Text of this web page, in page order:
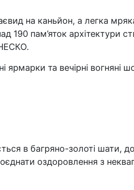
на каньйон, а легка
190 пам’яток архітектури
та вечірні вогняні
в багряно-золоті шати,
оздоровлення з